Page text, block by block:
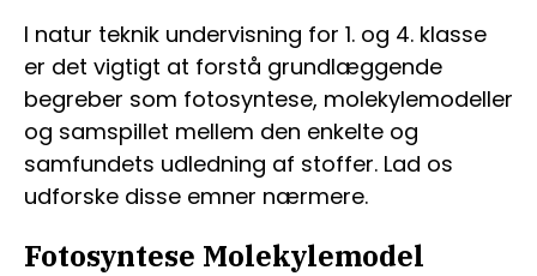
I natur teknik undervisning for 1. og 4. klasse
er det vigtigt at forstå grundlæggende
begreber som fotosyntese, molekylemodeller
og samspillet mellem den enkelte og
samfundets udledning af stoffer. Lad os
udforske disse emner nærmere.
Fotosyntese Molekylemodel